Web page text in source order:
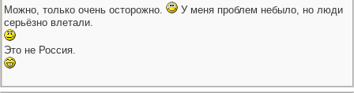
Можно, только очень осторожно.
У меня проблем небыло, но люди
серьёзно влетали.
Это не Россия.